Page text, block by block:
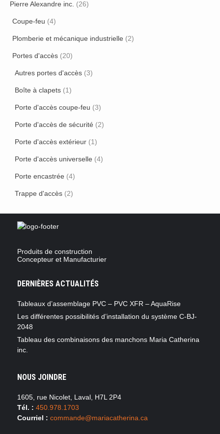
Pierre Alexandre inc. (26)
Coupe-feu (4)
Plomberie et mécanique industrielle (2)
Portes d'accès (20)
Autres portes d'accès (3)
Boîte à clapets (1)
Porte d'accès coupe-feu (3)
Porte d'accès de sécurité (2)
Porte d'accès extérieur (1)
Porte d'accès universelle (4)
Porte encastrée (4)
Trappe d'accès (2)
Produits de construction
Concepteur et Manufacturier
DERNIÈRES ACTUALITÉS
Tableaux d’assemblage PVC – PVC XFR – AquaRise
Les différentes possibilités d’installation du système C-BJ-
2048
Tableau des combinaisons des manchons Maria Catherina
inc.
NOUS JOINDRE
1605, rue Nicolet, Laval, H7L 2P4
Tél. : 450.978.1703
Courriel : commande@mariacatherina.ca